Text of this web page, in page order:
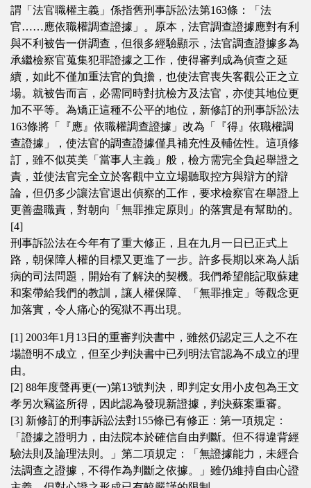
謂「法官職權主義」係指舊刑事訴訟法第163條：「法
官……應依職權調查證據」。原本，法官調查證據應對有利
與不利被告一併調查，但很多經驗顯示，法官調查證據多為
承繼檢察官蒐集犯罪證據之工作，使得審判成為偵查之延
續，如此不僅加重法官的負擔，也使法官喪失客觀公正之立
場。就被告而言，必需同時對抗檢方及法官，亦使其地位更
加不平等。為矯正這種不公平的地位，新修訂的刑事訴訟法
163條將「『應』依職權調查證據」改為「『得』依職權調
查證據」，使法官的調查證據僅具補充性及輔佐性。這項修
訂，雖不似英美「當事人主義」般，檢方需完全負起舉證之
責，並使法官完全立於客觀中立立場聽取控方與辯方的辯
論，但仍多少讓法官退出偵察的工作，要求檢察官在舉證上
更善盡職責，對朝向「無罪推定原則」的落實是有幫助的。
[4]
刑事訴訟法在今年有了重大修正，且在九月一日已正式上
路，朝保障人權的目標又更進了一步。許多長期以來為人詬
病的司法問題，開始有了解決的契機。我們希望能記取蘇建
和案帶給我們的教訓，讓人權保障、「無罪推定」等觀念更
加落實，令人痛心的冤獄不再出現。
[1] 2003年1月13日的重審判決書中，雖然仍認定三人之不在
場證明不成立，但至少判決書中已列明法官認為不成立的理
由。
[2] 88年度聲再更(一)第13號判決，即判定女用小皮包為王文
孝另次竊盜所得，因此認為發現新證據，判決蘇案重審。
[3] 新修訂的刑事訴訟法對155條已有修正：第一項規定：
「證據之證明力，由法院本於確信自由判斷。但不得違背經
驗法則及論理法則。」第二項規定：「無證據能力，未經合
法調查之證據，不得作為判斷之依據。」雖仍維持自由心證